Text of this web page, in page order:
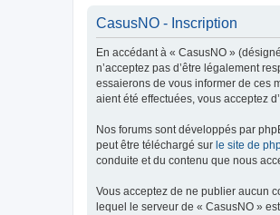
CasusNO - Inscription
En accédant à « CasusNO »
n’acceptez pas d’être légalement
essaierons de vous informer de ces
aient été effectuées, vous acceptez
Nos forums sont développés par
peut être téléchargé sur le site de
conduite et du contenu que nous
Vous acceptez de ne publier aucun
lequel le serveur de « CasusNO »